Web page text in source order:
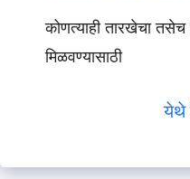
कोणत्याही तारखेचा
मिळवण्यासाठी
येथे